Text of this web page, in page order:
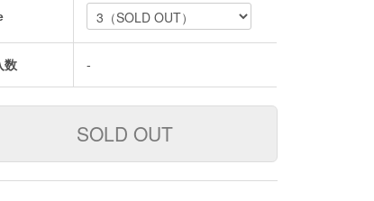
数 -